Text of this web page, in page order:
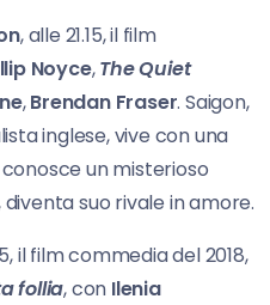
, alle 21.15, il film
Noyce,The Quiet
,Brendan Fraser. Saigon,
inglese, vive con una
un misterioso
suo rivale in amore.
il film commedia del 2018,
follia, con Ilenia